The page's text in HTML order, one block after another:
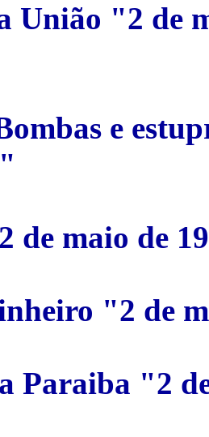
União "2 de
e
de maio de
"2 de
Paraiba "2